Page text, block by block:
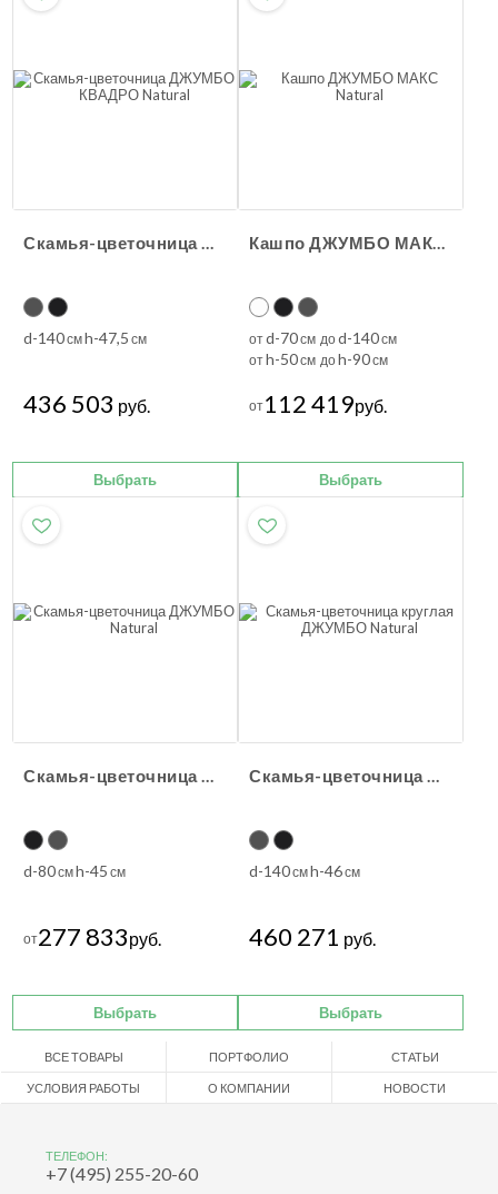
Скамья-цветочница ДЖУМБО КВАДРО Natural
d-140смh-47,5 см
436 503 руб.
Выбрать
Кашпо ДЖУМБО МАКС Natural
отd-70см доd-140см
отh-50см доh-90см
от112 419руб.
Выбрать
Скамья-цветочница ДЖУМБО Natural
d-80смh-45 см
от277 833руб.
Выбрать
Скамья-цветочница круглая ДЖУМБО Natural
d-140смh-46см
460 271 руб.
Выбрать
ВСЕ ТОВАРЫ ПОРТФОЛИО СТАТЬИ
УСЛОВИЯ РАБОТЫ О КОМПАНИИ НОВОСТИ
ТЕЛЕФОН:
+7 (495) 255-20-60